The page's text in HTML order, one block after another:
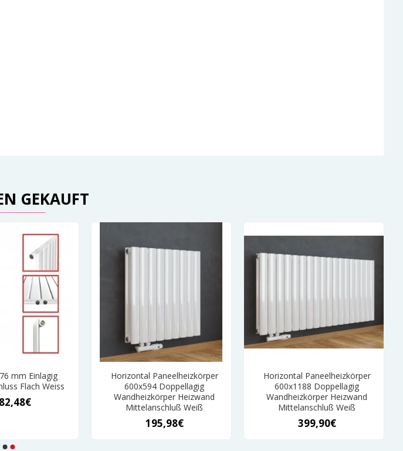
GEKAUFT
mm Einlagig
Flach Weiss
Horizontal Paneelheizkörper
600x594 Doppellagig
Wandheizkörper Heizwand
Mittelanschluß Weiß
195,98€
Horizontal Paneelheizkörper
600x1188 Doppellagig
Wandheizkörper Heizwand
Mittelanschluß Weiß
399,90€